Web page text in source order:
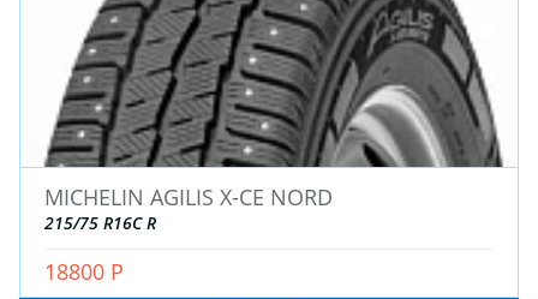
ДЛЯ ГРУЗОВЫХ АВТО
ДЛЯ ГРУЗОВЫХ АВТО
ДЛЯ ЛЕГКОВЫХ АВТО
ШИНЫ
MICHELIN AGILIS X-CE NORD
215/75 R16C R
18800 Р